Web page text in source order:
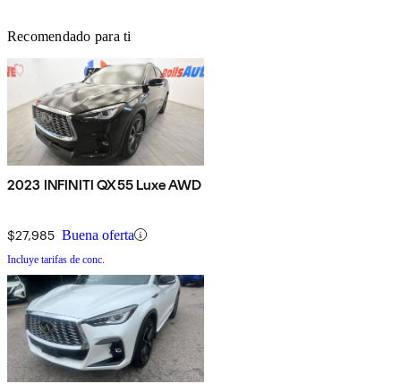
Recomendado para ti
2023 INFINITI QX55 Luxe AWD
$27,985 Buena oferta
Incluye tarifas de conc.